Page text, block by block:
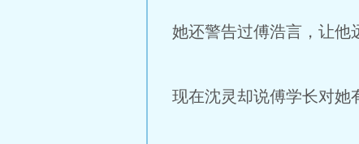
她还警告过傅浩言，让他
现在沈灵却说傅学长对她